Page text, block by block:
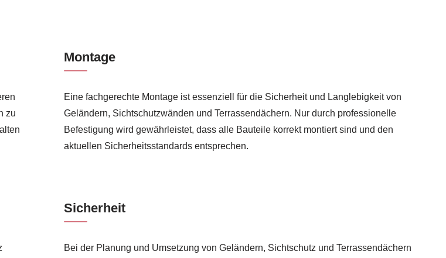
zu
Montage
Eine fachgerechte Montage ist essenziell für die Sicherheit und Langlebigkeit von
Geländern, Sichtschutzwänden und Terrassendächern. Nur durch professionelle
Befestigung wird gewährleistet, dass alle Bauteile korrekt montiert sind und den
aktuellen Sicherheitsstandards entsprechen.
Sicherheit
Bei der Planung und Umsetzung von Geländern, Sichtschutz und Terrassendächern